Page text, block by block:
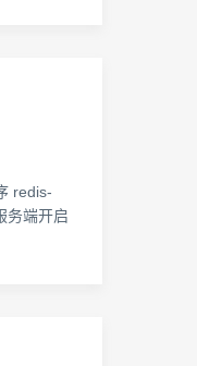
redis-
务端开启